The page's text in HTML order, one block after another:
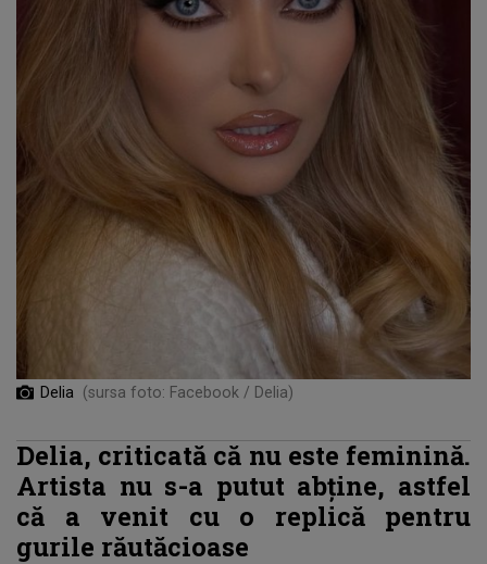
Delia (sursa foto: Facebook / Delia)
Delia, criticată că nu este feminină.
Artista nu s-a putut abține, astfel
că a venit cu o replică pentru
gurile răutăcioase